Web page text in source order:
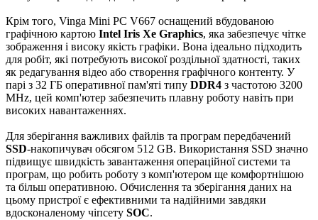
Крім того, Vinga Mini PC V667 оснащений вбудованою
графічною картою Intel Iris Xe Graphics, яка забезпечує чітке
зображення і високу якість графіки. Вона ідеально підходить
для робіт, які потребують високої роздільної здатності, таких
як редагування відео або створення графічного контенту. У
парі з 32 ГБ оперативної пам'яті типу DDR4 з частотою 3200
MHz, цей комп'ютер забезпечить плавну роботу навіть при
високих навантаженнях.
Для зберігання важливих файлів та програм передбачений
SSD-накопичувач обсягом 512 GB. Використання SSD значно
підвищує швидкість завантаження операційної системи та
програм, що робить роботу з комп'ютером ще комфортнішою
та більш оперативною. Обчислення та зберігання даних на
цьому пристрої є ефективними та надійними завдяки
вдосконаленому чіпсету SOC.